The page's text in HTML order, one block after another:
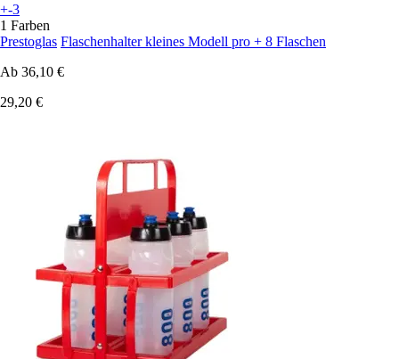
+-3
1 Farben
Prestoglas Flaschenhalter kleines Modell pro + 8 Flaschen
Ab 36,10 €
29,20 €